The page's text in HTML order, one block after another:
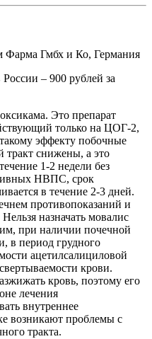
Фарма Гмбх и Ко, Германия
России – 900 рублей за
Это препарат
только на ЦОГ-2,
эффекту побочные
тракт снижены, а это
1-2 недели без
НВПС, срок
в течение 2-3 дней.
противопоказаний и
назначать мовалис
при наличии почечной
в период грудного
ацетилсалициловой
крови.
кровь, поэтому его
лечения
внутреннее
возникают проблемы с
тракта.